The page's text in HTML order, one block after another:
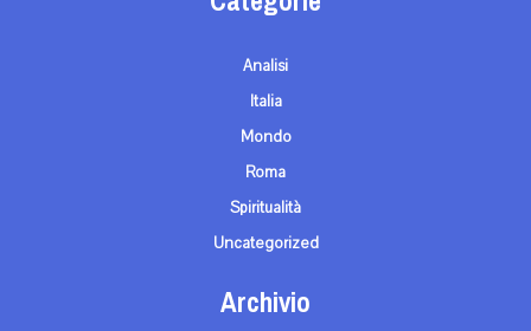
Analisi
Italia
Mondo
Roma
Spiritualità
Uncategorized
Archivio